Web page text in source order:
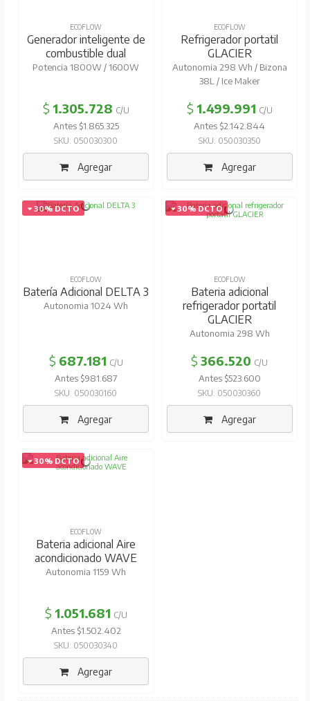
ECOFLOW
Generador inteligente de
combustible dual
Potencia 1800W / 1600W
$ 1.305.728 C/U
Antes $1.865.325
SKU: 050030300
Agregar
ECOFLOW
Refrigerador portatil
GLACIER
Autonomia 298 Wh / Bizona
38L / Ice Maker
$ 1.499.991 C/U
Antes $2.142.844
SKU: 050030350
Agregar
30% DCTO
ECOFLOW
Batería Adicional DELTA 3
Autonomia 1024 Wh
$ 687.181 C/U
Antes $981.687
SKU: 050030160
Agregar
30% DCTO
ECOFLOW
Bateria adicional
refrigerador portatil
GLACIER
Autonomia 298 Wh
$ 366.520 C/U
Antes $523.600
SKU: 050030360
Agregar
30% DCTO
ECOFLOW
Bateria adicional Aire
acondicionado WAVE
Autonomia 1159 Wh
$ 1.051.681 C/U
Antes $1.502.402
SKU: 050030340
Agregar